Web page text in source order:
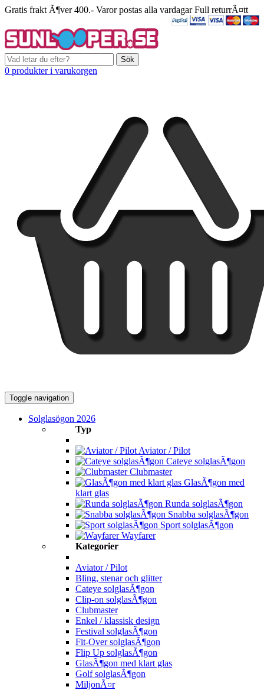
Gratis frakt Ã¶ver 400.- Varor postas alla vardagar Full returrÃ¤tt
Sök
0 produkter i varukorgen
Toggle navigation
Solglasögon 2026
Typ
Aviator / Pilot
Cateye solglasÃ¶gon
Clubmaster
GlasÃ¶gon med
klart glas
Runda solglasÃ¶gon
Snabba solglasÃ¶gon
Sport solglasÃ¶gon
Wayfarer
Kategorier
Aviator / Pilot
Bling, stenar och glitter
Cateye solglasÃ¶gon
Clip-on solglasÃ¶gon
Clubmaster
Enkel / klassisk design
Festival solglasÃ¶gon
Fit-Over solglasÃ¶gon
Flip Up solglasÃ¶gon
GlasÃ¶gon med klart glas
Golf solglasÃ¶gon
MiljonÃ¤r